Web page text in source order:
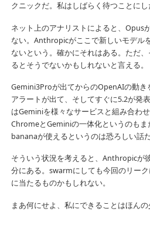
クニックだ。私はしばらく待つことにし
ネット上のアナリストによると、Opus
ない。Anthropicがここで新しいモデル
ないという。確かにそれはある。ただ
るとそうでないかもしれないと言える。
Gemini3Proが出てからのOpenAIの動
アラートが出て、そしてすぐに5.2が発
はGeminiを様々なサービスと組み合わ
ChromeとGeminiの一体化というのも
bananaが使えるというのは恐ろしい話だ
そういう状況を考えると、Anthropicが
分にある。swarmにしても今回のリー
に当たるものかもしれない。
まあ何にせよ、私にできることはほんの